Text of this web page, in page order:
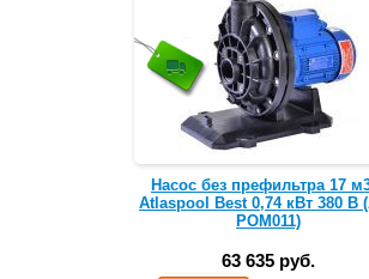
Насос без префильтра 17
Atlaspool Best 0,74 кВт 380 В
POM011)
63 635 руб.